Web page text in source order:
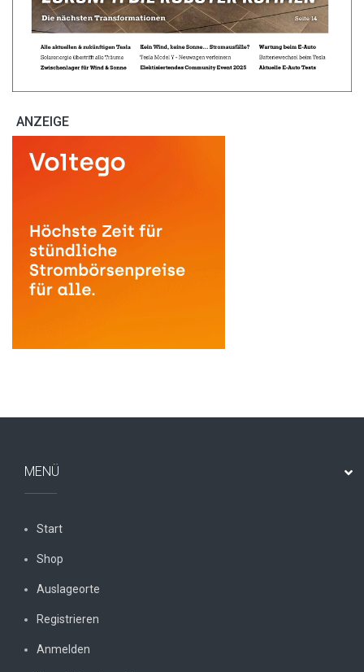
ANZEIGE
MENÜ
Start
Shop
Auslageorte
Registrieren
Anmelden